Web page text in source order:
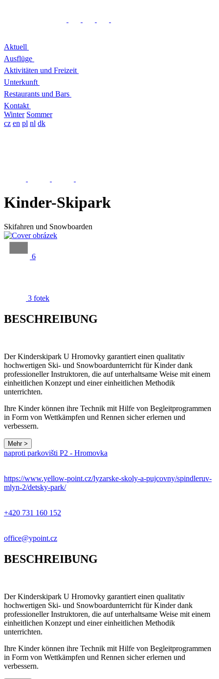
Aktuell
Ausflüge
Aktivitäten und Freizeit
Unterkunft
Restaurants und Bars
Kontakt
Winter Sommer
cz en pl nl dk
Kinder-Skipark
Skifahren und Snowboarden
6
3 fotek
BESCHREIBUNG
Der Kinderskipark U Hromovky garantiert einen qualitativ
hochwertigen Ski- und Snowboardunterricht für Kinder dank
professioneller Instruktoren, die auf unterhaltsame Weise mit einem
einheitlichen Konzept und einer einheitlichen Methodik
unterrichten.
Ihre Kinder können ihre Technik mit Hilfe von Begleitprogrammen
in Form von Wettkämpfen und Rennen sicher erlernen und
verbessern.
Mehr >
naproti parkovišti P2 - Hromovka
https://www.yellow-point.cz/lyzarske-skoly-a-pujcovny/spindleruv-
mlyn-2/detsky-park/
+420 731 160 152
office@ypoint.cz
BESCHREIBUNG
Der Kinderskipark U Hromovky garantiert einen qualitativ
hochwertigen Ski- und Snowboardunterricht für Kinder dank
professioneller Instruktoren, die auf unterhaltsame Weise mit einem
einheitlichen Konzept und einer einheitlichen Methodik
unterrichten.
Ihre Kinder können ihre Technik mit Hilfe von Begleitprogrammen
in Form von Wettkämpfen und Rennen sicher erlernen und
verbessern.